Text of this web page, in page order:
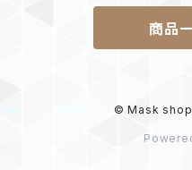
商品
© Mask shop